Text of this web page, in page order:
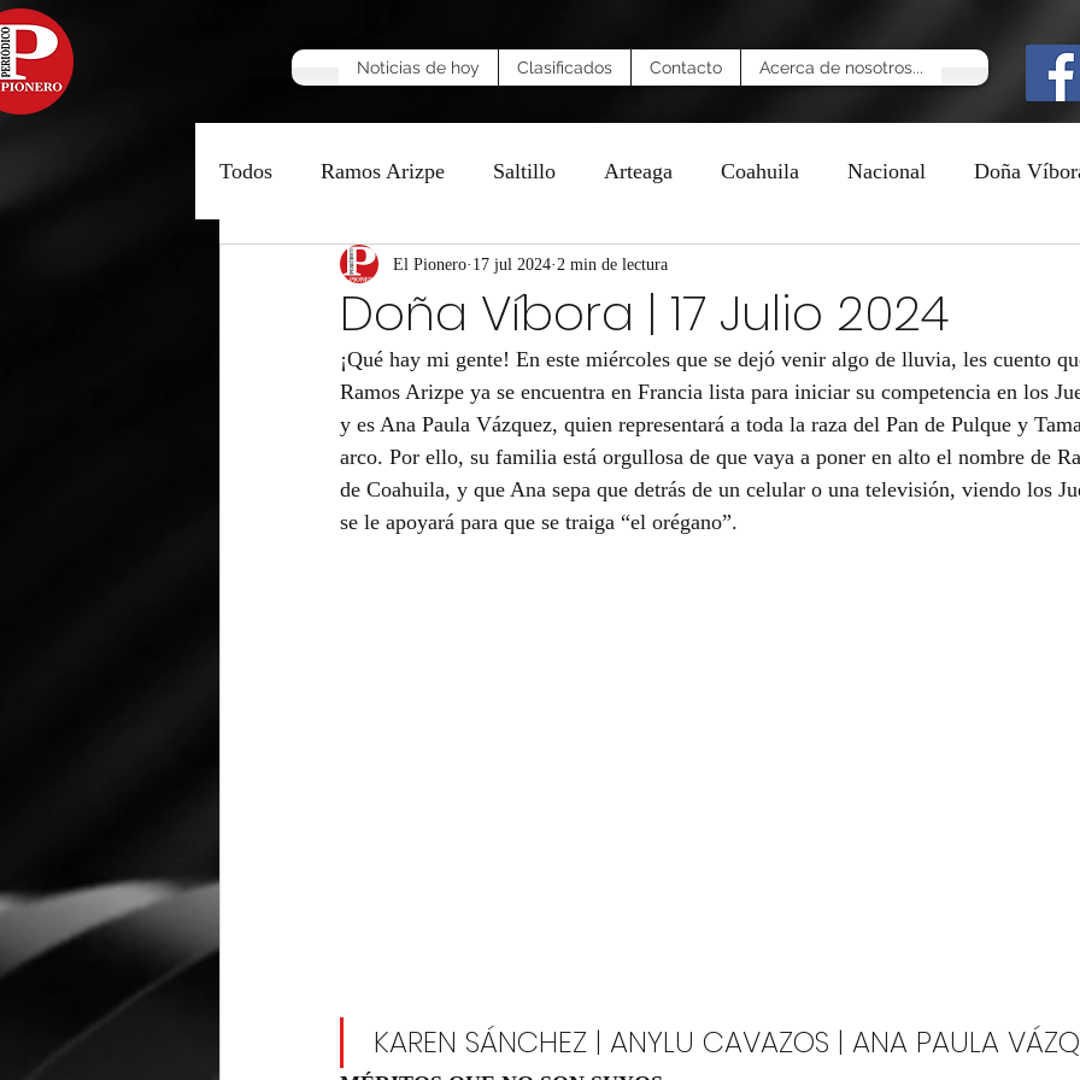
Noticias de hoy Clasificados Contacto Acerca de nosotros...
Todos Ramos Arizpe Saltillo Arteaga Coahuila Nacional Doña
Manzana Caliente Opinión
Doña Víbora | 17 Julio 2024
El Pionero 17 jul 2024 2 min de lectura
¡Qué hay mi gente! En este miércoles que se dejó venir algo de lluvia, les cuento
Ramos Arizpe ya se encuentra en Francia lista para iniciar su competencia en los
y es Ana Paula Vázquez, quien representará a toda la raza del Pan de Pulque y
arco. Por ello, su familia está orgullosa de que vaya a poner en alto el nombre de
de Coahuila, y que Ana sepa que detrás de un celular o una televisión, viendo los
se le apoyará para que se traiga “el orégano”.
KAREN SÁNCHEZ | ANYLU CAVAZOS | ANA PAULA